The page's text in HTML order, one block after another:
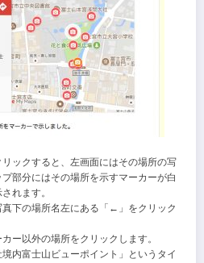
ックすると、左画面にはその場所の写
部分にはその場所を示すマーカーが白
れます。
下の場所名左にある「←」をクリック
ー以外の場所をクリックします。
内富士山ビューポイント」というタイ